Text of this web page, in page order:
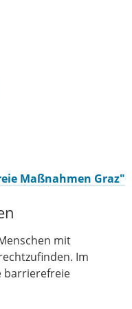
Maßnahmen Graz"
mit
Im
barrierefreie